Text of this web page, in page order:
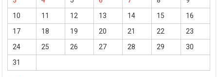
10
11 12 13 14 15
16
17
18 19 20 21 22
23
24
25 26 27 28 29
30
31